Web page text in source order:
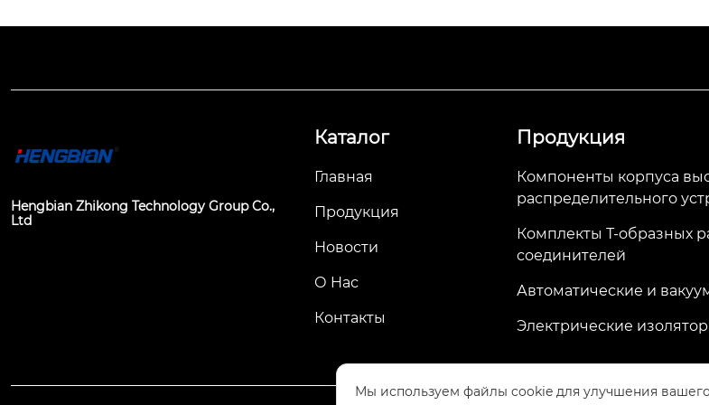
Hengbian Zhikong Technology Group Co.,
Ltd
Каталог
Главная
Продукция
Новости
О Hас
Контакты
Продукция
Компоненты корпуса
распределительного
Комплекты Т-образных
соединителей
Автоматические и
Электрические
Мы используем файлы cookie для улучшения